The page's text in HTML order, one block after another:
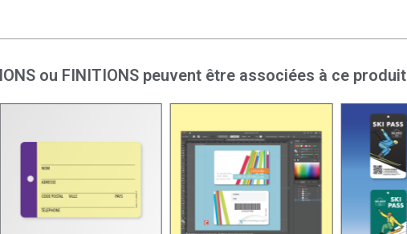
ou FINITIONS peuvent être associées à ce produit